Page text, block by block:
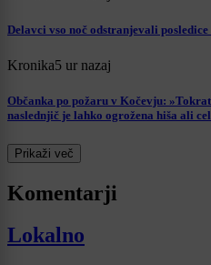
Delavci vso noč odstranjevali
Kronika5 ur nazaj
Občanka po požaru v Kočevju:
naslednjič je lahko ogrožena hiša ali
Prikaži več
Komentarji
Lokalno